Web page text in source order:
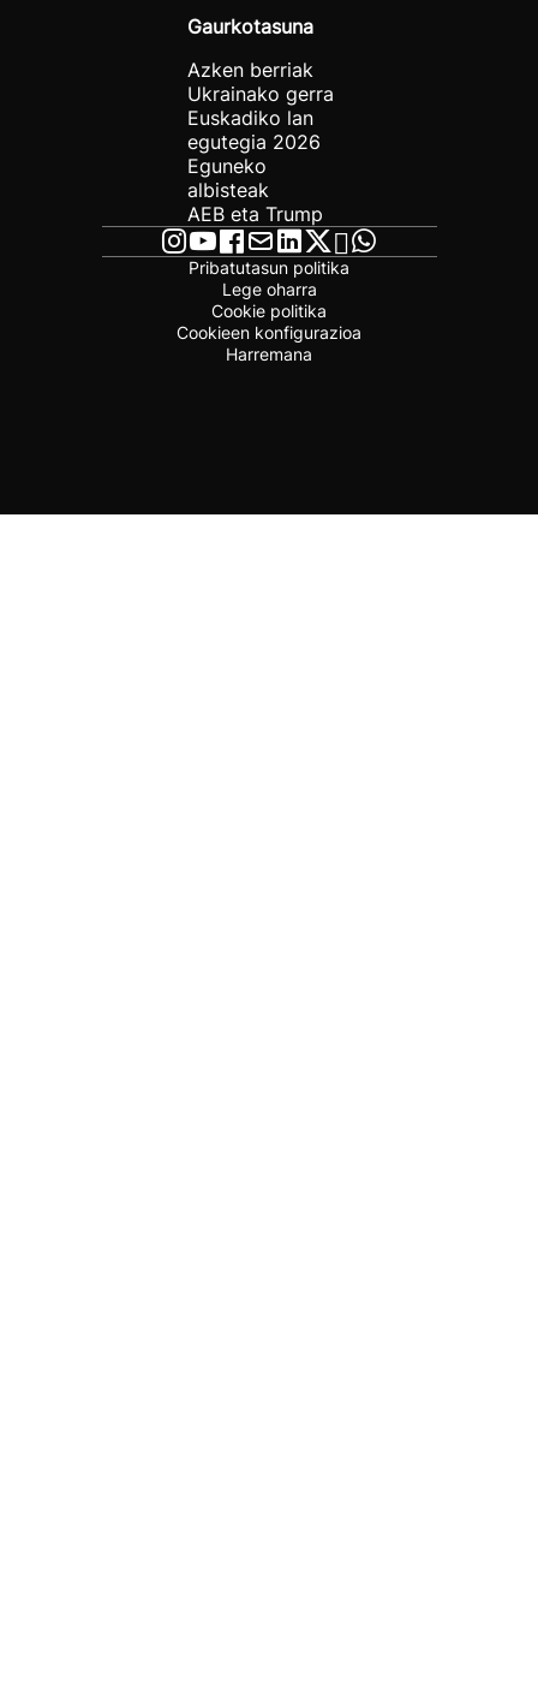
Gaurkotasuna
Azken berriak
Ukrainako gerra
Euskadiko lan
egutegia 2026
Eguneko
albisteak
AEB eta Trump
Pribatutasun politika
Lege oharra
Cookie politika
Cookieen konfigurazioa
Harremana